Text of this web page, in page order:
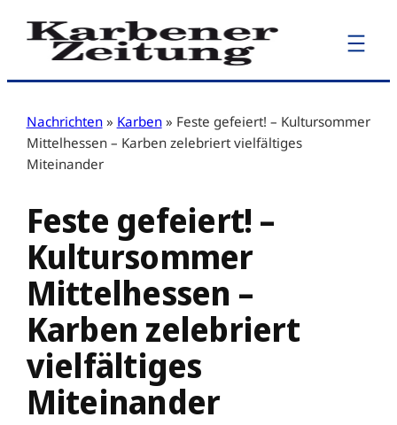
Zum
Inhalt
Nachrichten » Karben » Feste gefeiert! – Kultursommer
Mittelhessen – Karben zelebriert vielfältiges
Miteinander
Feste gefeiert! –
Kultursommer
Mittelhessen –
Karben zelebriert
vielfältiges
Miteinander